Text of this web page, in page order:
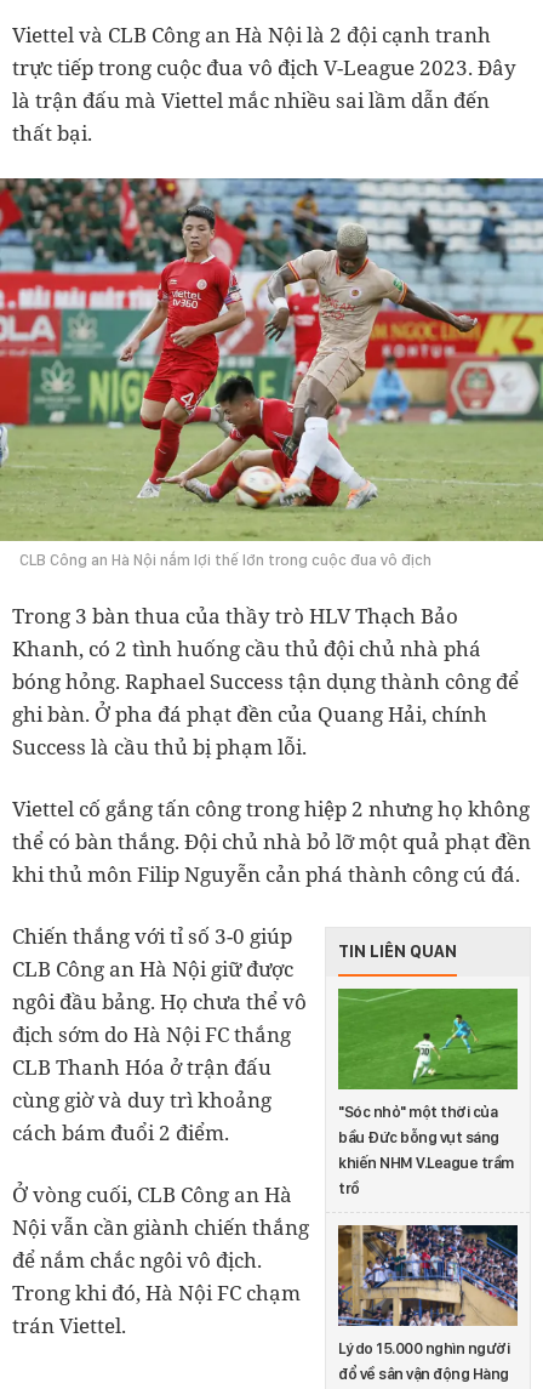
Viettel và CLB Công an Hà Nội là 2 đội cạnh tranh
trực tiếp trong cuộc đua vô địch V-League 2023. Đây
là trận đấu mà Viettel mắc nhiều sai lầm dẫn đến
thất bại.
CLB Công an Hà Nội nắm lợi thế lớn trong cuộc đua vô địch
Trong 3 bàn thua của thầy trò HLV Thạch Bảo
Khanh, có 2 tình huống cầu thủ đội chủ nhà phá
bóng hỏng. Raphael Success tận dụng thành công để
ghi bàn. Ở pha đá phạt đền của Quang Hải, chính
Success là cầu thủ bị phạm lỗi.
Viettel cố gắng tấn công trong hiệp 2 nhưng họ không
thể có bàn thắng. Đội chủ nhà bỏ lỡ một quả phạt đền
khi thủ môn Filip Nguyễn cản phá thành công cú đá.
TIN LIÊN QUAN
"Sóc nhỏ" một thời của
bầu Đức bỗng vụt sáng
khiến NHM V.League trầm
trồ
Lý do 15.000 nghìn người
đổ về sân vận động Hàng
Chiến thắng với tỉ số 3-0 giúp
CLB Công an Hà Nội giữ được
ngôi đầu bảng. Họ chưa thể vô
địch sớm do Hà Nội FC thắng
CLB Thanh Hóa ở trận đấu
cùng giờ và duy trì khoảng
cách bám đuổi 2 điểm.
Ở vòng cuối, CLB Công an Hà
Nội vẫn cần giành chiến thắng
để nắm chắc ngôi vô địch.
Trong khi đó, Hà Nội FC chạm
trán Viettel.